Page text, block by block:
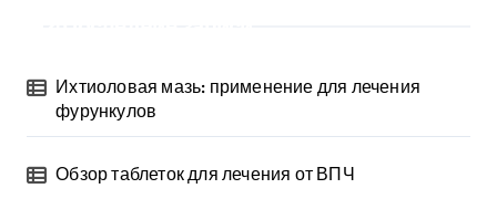
Ихтиоловая мазь: применение для лечения
фурункулов
Обзор таблеток для лечения от ВПЧ